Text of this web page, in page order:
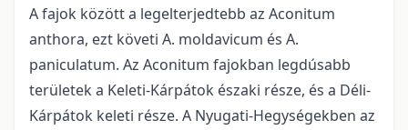
A fajok között a legelterjedtebb az Aconitum
anthora, ezt követi A. moldavicum és A.
paniculatum. Az Aconitum fajokban legdúsabb
területek a Keleti-Kárpátok északi része, és a Déli-
Kárpátok keleti része. A Nyugati-Hegységekben az